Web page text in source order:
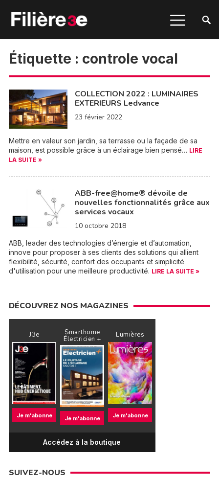
Étiquette : controle vocal
COLLECTION 2022 : LUMINAIRES
EXTERIEURS Ledvance
23 février 2022
Mettre en valeur son jardin, sa terrasse ou la façade de sa
maison, est possible grâce à un éclairage bien pensé… LIRE
LA SUITE »
ABB-free@home® dévoile de
nouvelles fonctionnalités grâce aux
services vocaux
10 octobre 2018
ABB, leader des technologies d’énergie et d’automation,
innove pour proposer à ses clients des solutions qui allient
flexibilité, sécurité, confort des occupants et simplicité
d'utilisation pour une meilleure productivité. LIRE LA SUITE »
DÉCOUVREZ NOS MAGAZINES
J3e
Je m'abonne
Smarthome
Électricien +
Je m'abonne
Lumières
Je m'abonne
Accédez à la boutique
SUIVEZ-NOUS